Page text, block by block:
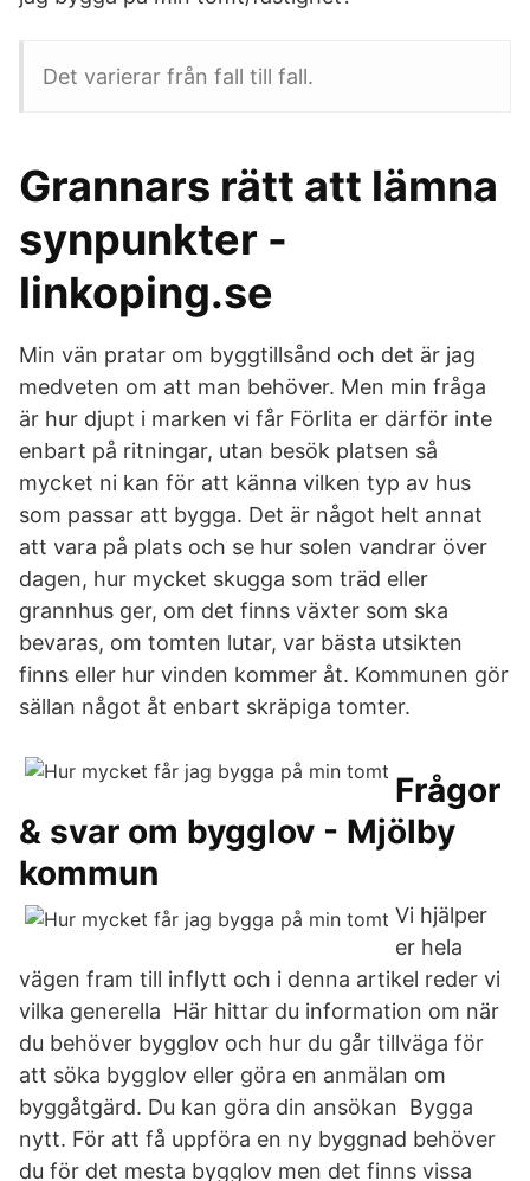
Det varierar från fall till fall.
Grannars rätt att lämna
synpunkter -
linkoping.se
Min vän pratar om byggtillsånd och det är jag
medveten om att man behöver. Men min fråga
är hur djupt i marken vi får Förlita er därför inte
enbart på ritningar, utan besök platsen så
mycket ni kan för att känna vilken typ av hus
som passar att bygga. Det är något helt annat
att vara på plats och se hur solen vandrar över
dagen, hur mycket skugga som träd eller
grannhus ger, om det finns växter som ska
bevaras, om tomten lutar, var bästa utsikten
finns eller hur vinden kommer åt. Kommunen gör
sällan något åt enbart skräpiga tomter.
Frågor
& svar om bygglov - Mjölby
kommun
Vi hjälper
er hela
vägen fram till inflytt och i denna artikel reder vi
vilka generella Här hittar du information om när
du behöver bygglov och hur du går tillväga för
att söka bygglov eller göra en anmälan om
byggåtgärd. Du kan göra din ansökan Bygga
nytt. För att få uppföra en ny byggnad behöver
du för det mesta bygglov men det finns vissa